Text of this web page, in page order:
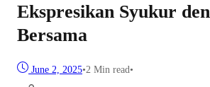
Ekspresikan Syukur
Bersama
June 2, 2025•2 Min read•